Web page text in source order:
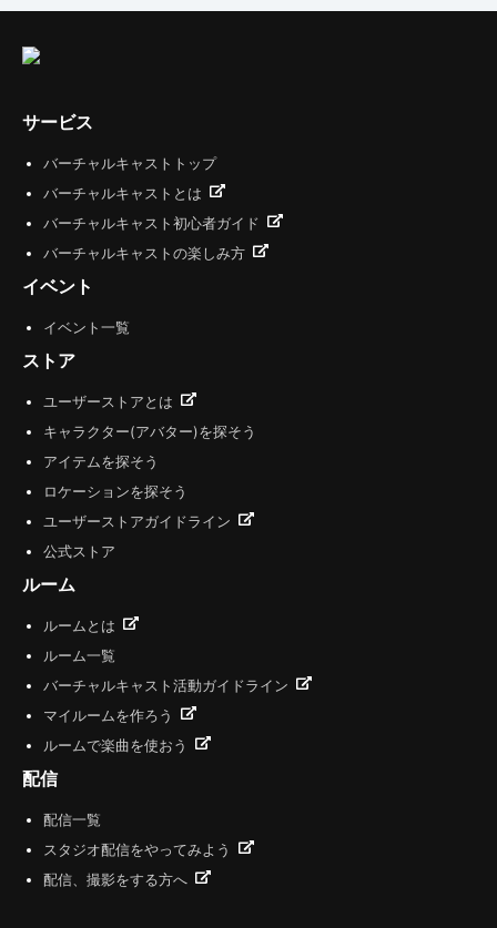
サービス
バーチャルキャストトップ
バーチャルキャストとは
バーチャルキャスト初心者ガイド
バーチャルキャストの楽しみ方
イベント
イベント一覧
ストア
ユーザーストアとは
キャラクター(アバター)を探そう
アイテムを探そう
ロケーションを探そう
ユーザーストアガイドライン
公式ストア
ルーム
ルームとは
ルーム一覧
バーチャルキャスト活動ガイドライン
マイルームを作ろう
ルームで楽曲を使おう
配信
配信一覧
スタジオ配信をやってみよう
配信、撮影をする方へ